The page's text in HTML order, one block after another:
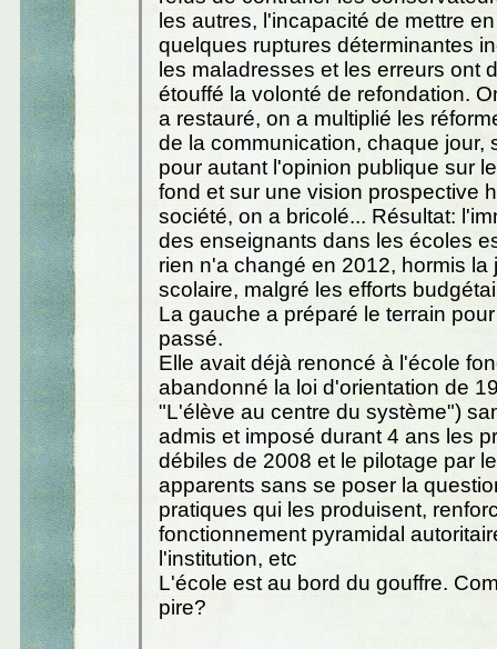
les autres, l'incapacité de mettre
quelques ruptures déterminantes
les maladresses et les erreurs ont
étouffé la volonté de refondation.
a restauré, on a multiplié les
de la communication, chaque jour,
pour autant l'opinion publique sur
fond et sur une vision prospective
société, on a bricolé... Résultat:
des enseignants dans les écoles
rien n'a changé en 2012, hormis la
scolaire, malgré les efforts
La gauche a préparé le terrain
passé.
Elle avait déjà renoncé à l'école
abandonné la loi d'orientation de
"L'élève au centre du système")
admis et imposé durant 4 ans les
débiles de 2008 et le pilotage par
apparents sans se poser la
pratiques qui les produisent,
fonctionnement pyramidal
l'institution, etc
L'école est au bord du gouffre.
pire?